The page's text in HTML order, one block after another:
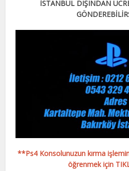
İSTANBUL DIŞINDAN
**Ps4 Konsolunuzun kırma
öğrenmek için